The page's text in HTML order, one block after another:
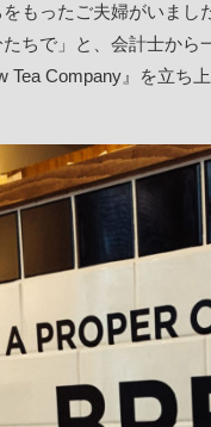
もったご夫婦がいま
ちで」と、会計士から
Company』を立ち上